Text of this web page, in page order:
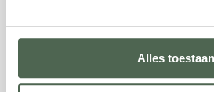
Alles toestaan
Fluoride en xylitol
Veganistisch